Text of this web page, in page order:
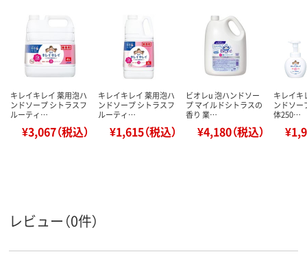
キレイキレイ 薬用泡ハ
ンドソープ シトラスフ
ルーティ…
¥3,067（税込）
キレイキレイ 薬用泡ハ
ンドソープ シトラスフ
ルーティ…
¥1,615（税込）
ビオレu 泡ハンドソー
プ マイルドシトラスの
香り 業…
¥4,180（税込）
キレイキ
ンドソー
体250…
レビュー（0件）